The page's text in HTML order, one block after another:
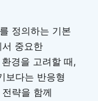
정의하는 기본
중요한
경을 고려할 때,
보다는 반응형
략을 함께